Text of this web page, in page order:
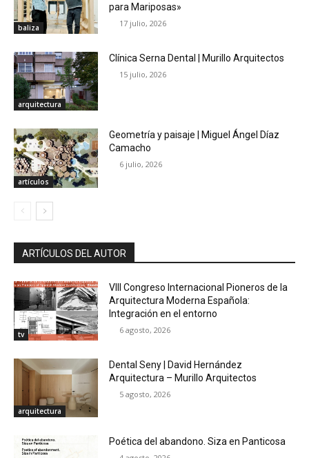
baliza
para Mariposas»
17 julio, 2026
arquitectura
Clínica Serna Dental | Murillo Arquitectos
15 julio, 2026
artículos
Geometría y paisaje | Miguel Ángel Díaz
Camacho
6 julio, 2026
ARTÍCULOS DEL AUTOR
tv
VIII Congreso Internacional Pioneros de la
Arquitectura Moderna Española:
Integración en el entorno
6 agosto, 2026
arquitectura
Dental Seny | David Hernández
Arquitectura – Murillo Arquitectos
5 agosto, 2026
Poética del abandono. Siza en Panticosa